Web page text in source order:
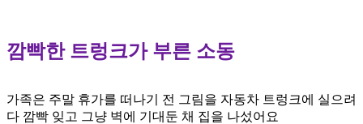
깜빡한 트렁크가 부른 소동
가족은 주말 휴가를 떠나기 전 그림을 자동차 트렁크에 실으려
다 깜빡 잊고 그냥 벽에 기대둔 채 집을 나섰어요